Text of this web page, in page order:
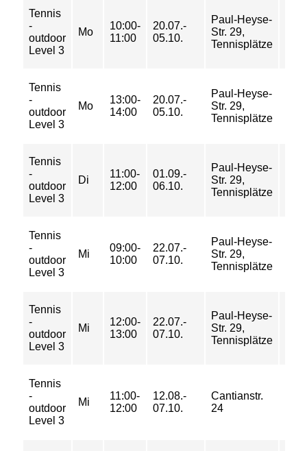
Tennis
-
outdoor
Level 3
Mo
10:00-
11:00
20.07.-
05.10.
Paul-Heyse-
Str. 29,
Tennisplätze
Tennis
-
outdoor
Level 3
Mo
13:00-
14:00
20.07.-
05.10.
Paul-Heyse-
Str. 29,
Tennisplätze
Tennis
-
outdoor
Level 3
Di
11:00-
12:00
01.09.-
06.10.
Paul-Heyse-
Str. 29,
Tennisplätze
Tennis
-
outdoor
Level 3
Mi
09:00-
10:00
22.07.-
07.10.
Paul-Heyse-
Str. 29,
Tennisplätze
Tennis
-
outdoor
Level 3
Mi
12:00-
13:00
22.07.-
07.10.
Paul-Heyse-
Str. 29,
Tennisplätze
Tennis
-
outdoor
Level 3
Mi
11:00-
12:00
12.08.-
07.10.
Cantianstr.
24